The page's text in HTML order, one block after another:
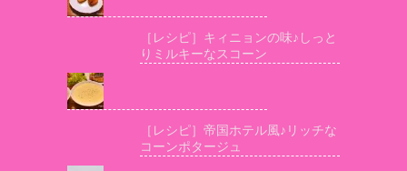
［レシピ］キィニョンの味♪しっと
りミルキーなスコーン
［レシピ］帝国ホテル風♪リッチな
コーンポタージュ